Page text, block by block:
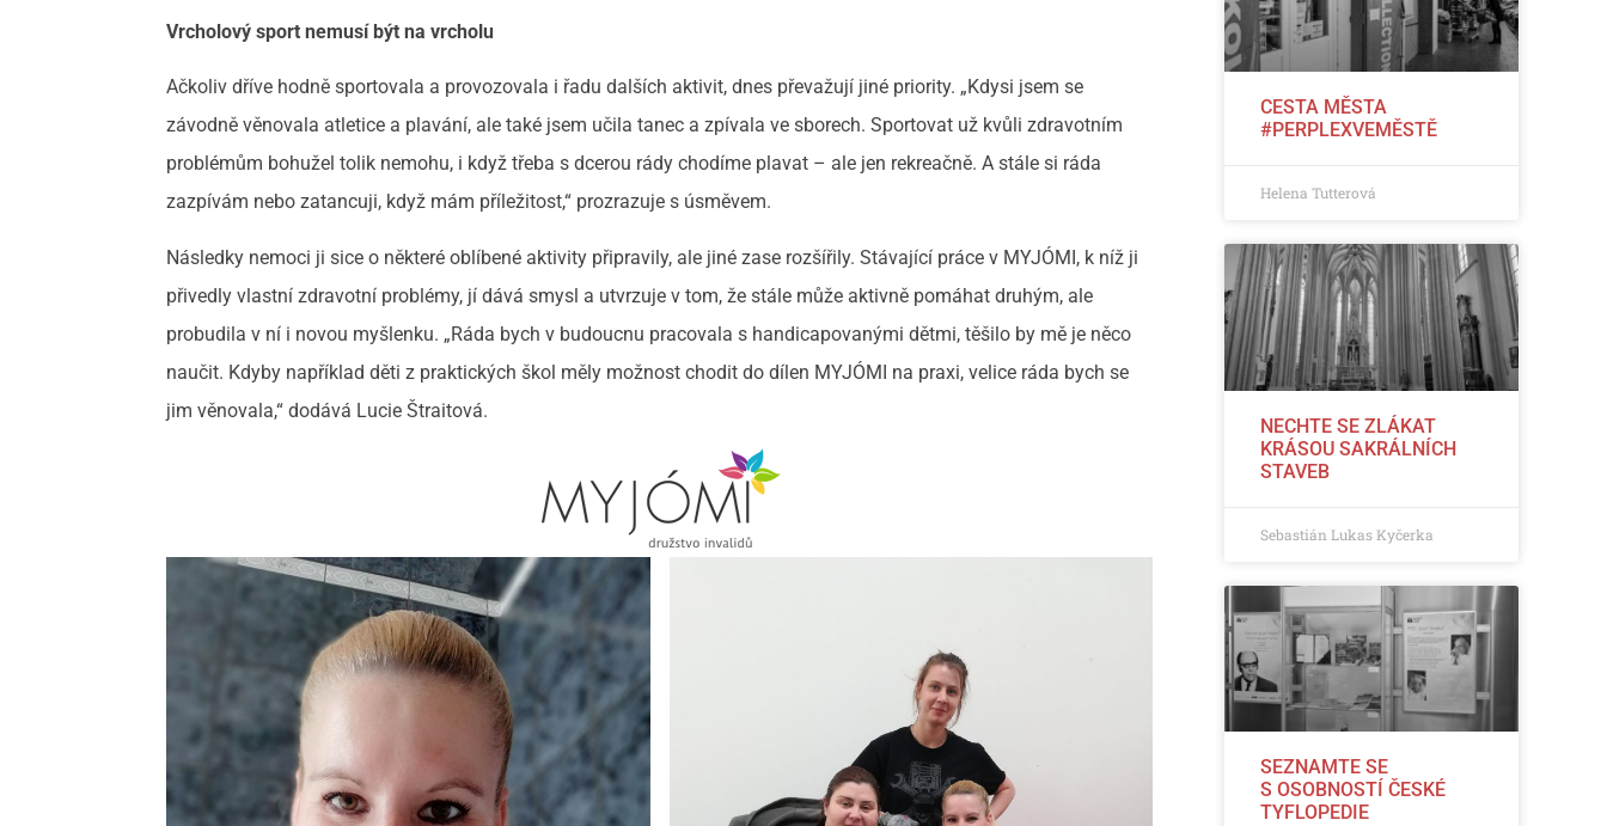
Vrcholový sport nemusí být na vrcholu
Ačkoliv dříve hodně sportovala a provozovala i řadu dalších aktivit, dnes převažují jiné priority. „Kdysi jsem se
závodně věnovala atletice a plavání, ale také jsem učila tanec a zpívala ve sborech. Sportovat už kvůli zdravotním
problémům bohužel tolik nemohu, i když třeba s dcerou rády chodíme plavat – ale jen rekreačně. A stále si ráda
zazpívám nebo zatancuji, když mám příležitost,“ prozrazuje s úsměvem.
Následky nemoci ji sice o některé oblíbené aktivity připravily, ale jiné zase rozšířily. Stávající práce v MYJÓMI, k níž ji
přivedly vlastní zdravotní problémy, jí dává smysl a utvrzuje v tom, že stále může aktivně pomáhat druhým, ale
probudila v ní i novou myšlenku. „Ráda bych v budoucnu pracovala s handicapovanými dětmi, těšilo by mě je něco
naučit. Kdyby například děti z praktických škol měly možnost chodit do dílen MYJÓMI na praxi, velice ráda bych se
jim věnovala,“ dodává Lucie Štraitová.
CESTA MĚSTA
#PERPLEXVEMĚSTĚ
Helena Tutterová
NECHTE SE ZLÁKAT
KRÁSOU SAKRÁLNÍCH
STAVEB
Sebastián Lukas Kyčerka
SEZNAMTE SE
S OSOBNOSTÍ ČESKÉ
TYFLOPEDIE